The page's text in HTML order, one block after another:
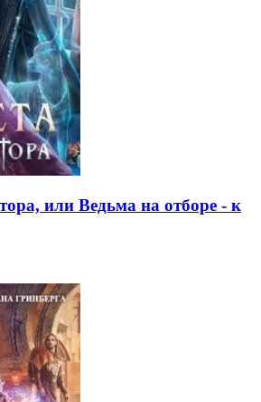
или Ведьма на отборе - к